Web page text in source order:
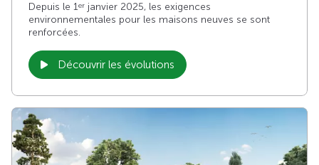
Depuis le 1er janvier 2025, les exigences
environnementales pour les maisons neuves se sont
renforcées.
Découvrir les évolutions